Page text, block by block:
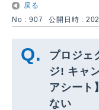
戻る
No : 907
公開日時 :
プロジェ
ジ! キャ
アシート
ない